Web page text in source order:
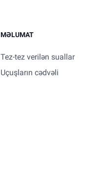
MƏLUMAT
Tez-tez verilən suallar
Uçuşların cədvəli